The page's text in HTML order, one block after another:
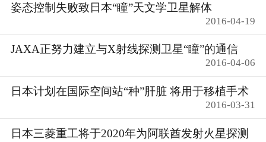
姿态控制失败致日本“瞳”天文学卫星解体
2016-04-19
JAXA正努力建立与X射线探测卫星“瞳”的通信
2016-04-06
日本计划在国际空间站“种”肝脏 将用于移植手术
2016-03-31
日本三菱重工将于2020年为阿联酋发射火星探测